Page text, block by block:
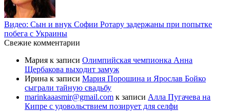
Видео: Сын и внук Софии Ротару задержаны при попытке
побега с Украины
Свежие комментарии
Мария к записи Олимпийская чемпионка Анна
Щербакова выходит замуж
Ирина к записи Мария Порошина и Ярослав Бойко
сыграли тайную свадьбу
marinkaaasmir@gmail.com к записи Алла Пугачева на
Кипре с удовольствием позирует для селфи